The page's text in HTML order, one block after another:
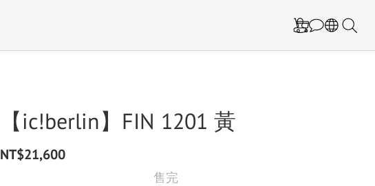
【ic!berlin】FIN 1201 黃
NT$21,600
售完